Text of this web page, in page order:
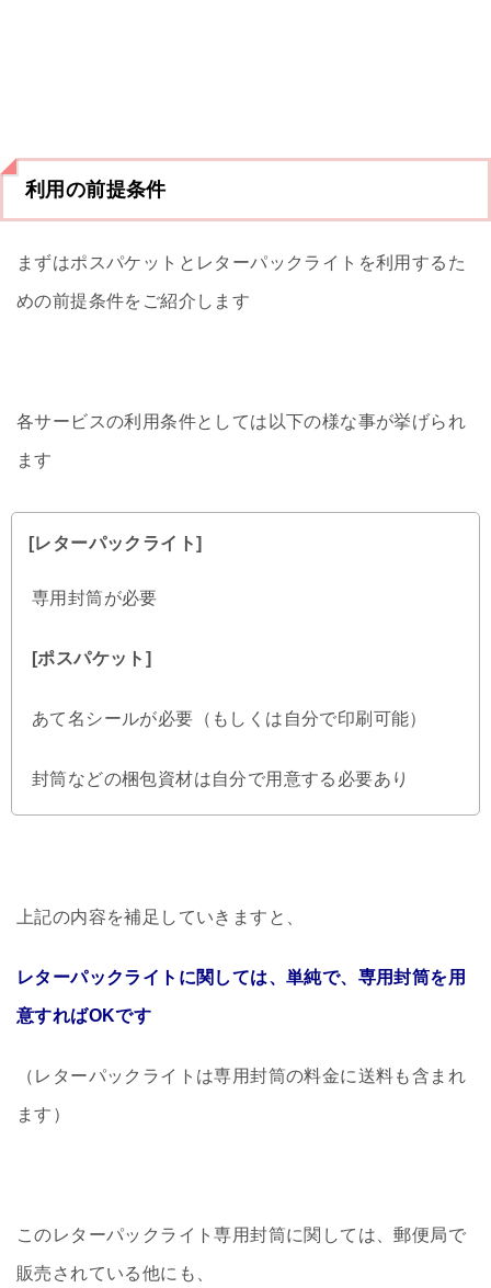
利用の前提条件
まずはポスパケットとレターパックライトを利用するた
めの前提条件をご紹介します
各サービスの利用条件としては以下の様な事が挙げられ
ます
[レターパックライト]
専用封筒が必要
[ポスパケット]
あて名シールが必要（もしくは自分で印刷可能）
封筒などの梱包資材は自分で用意する必要あり
上記の内容を補足していきますと、
レターパックライトに関しては、単純で、専用封筒を用
意すればOKです
（レターパックライトは専用封筒の料金に送料も含まれ
ます）
このレターパックライト専用封筒に関しては、郵便局で
販売されている他にも、